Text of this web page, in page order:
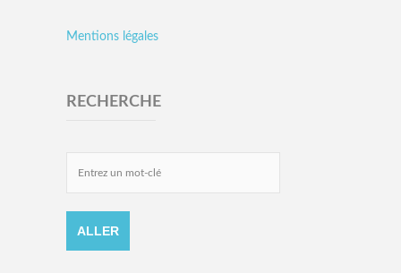
Mentions légales
RECHERCHE